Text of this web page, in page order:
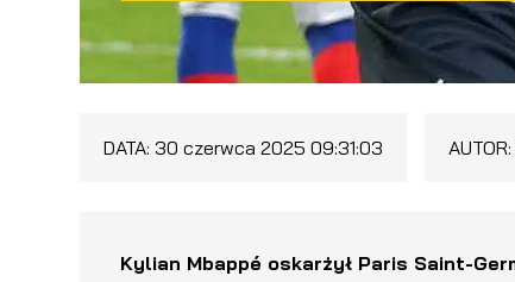
DATA:30 czerwca 2025 09:31:03
Kylian Mbappé oskarżył Paris Saint-